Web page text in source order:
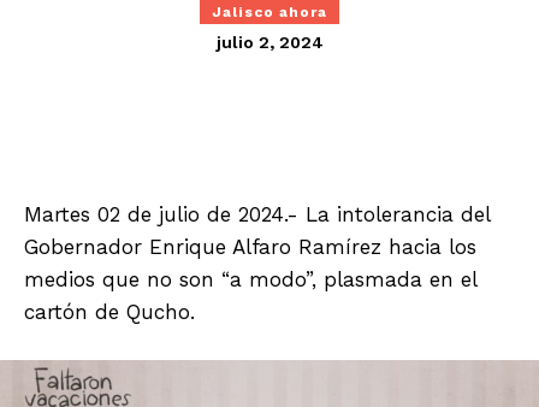
Jalisco ahora
julio 2, 2024
Martes 02 de julio de 2024.- La intolerancia del
Gobernador Enrique Alfaro Ramírez hacia los
medios que no son “a modo”, plasmada en el
cartón de Qucho.